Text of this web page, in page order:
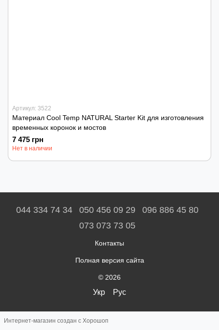
Артикул: 3522
Материал Cool Temp NATURAL Starter Kit для изготовления
временных коронок и мостов
7 475 грн
Нет в наличии
044 334 74 34 050 456 09 29
096 886 45 80
073 073 73 05
Контакты
Полная версия сайта
© 2026
Укр Рус
Интернет-магазин создан с Хорошоп